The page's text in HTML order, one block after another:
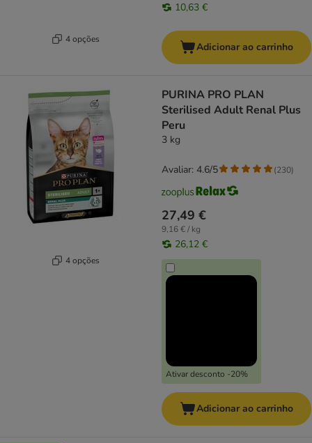
4 opções
10,63 €
Adicionar ao carrinho
4 opções
PURINA PRO PLAN
Sterilised Adult Renal Plus
Peru
3 kg
27,49 €
9,16 € / kg
26,12 €
Ativar desconto -20%
Avaliar: 4.6/5 (230)
Adicionar ao carrinho